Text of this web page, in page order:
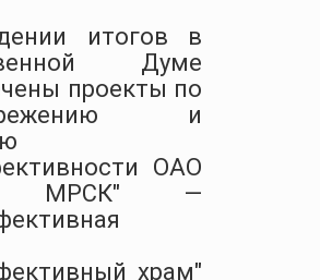
итогов в
Думе
проекты по
и
ОАО
МРСК" —
храм"